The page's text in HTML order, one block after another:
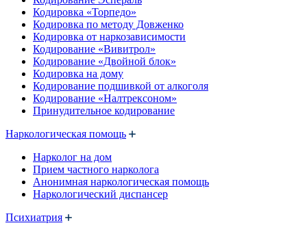
Кодировка «Торпедо»
Кодировка по методу Довженко
Кодировка от наркозависимости
Кодирование «Вивитрол»
Кодирование «Двойной блок»
Кодировка на дому
Кодирование подшивкой от алкоголя
Кодирование «Налтрексоном»
Принудительное кодирование
Наркологическая помощь
Нарколог на дом
Прием частного нарколога
Анонимная наркологическая помощь
Наркологический диспансер
Психиатрия